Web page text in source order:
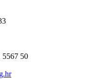
5567 50